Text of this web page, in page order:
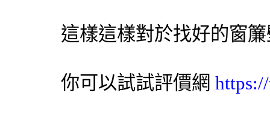
這樣這樣對於找好的窗簾
你可以試試評價網